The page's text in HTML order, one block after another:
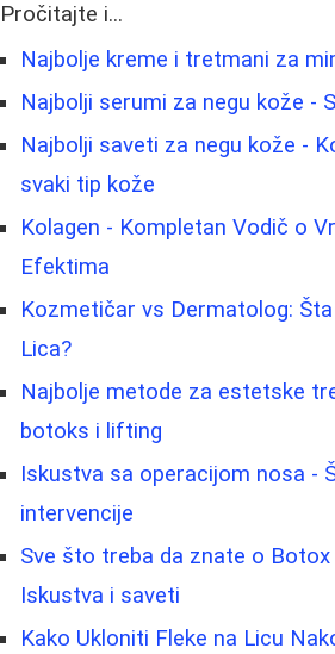
Pročitajte i...
Najbolje kreme i tretmani za
Najbolji serumi za negu kože -
Najbolji saveti za negu kože -
svaki tip kože
Kolagen - Kompletan Vodič o
Efektima
Kozmetičar vs Dermatolog:
Lica?
Najbolje metode za estetske
botoks i lifting
Iskustva sa operacijom nosa -
intervencije
Sve što treba da znate o
Iskustva i saveti
Kako Ukloniti Fleke na Licu